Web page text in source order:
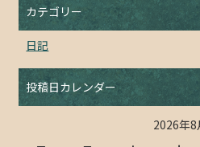
カテゴリー
日記
投稿日カレンダー
2026年8